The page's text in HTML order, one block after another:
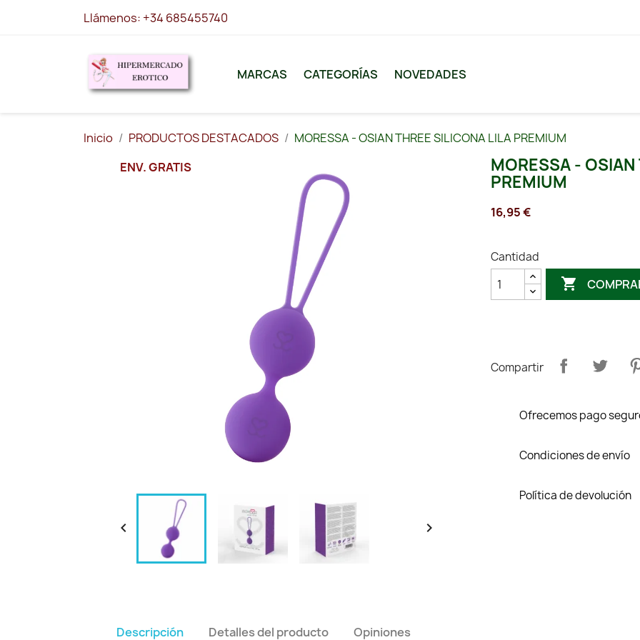
Llámenos: +34 685455740
MARCAS CATEGORÍAS NOVEDADES
Inicio PRODUCTOS DESTACADOS
MORESSA - OSIAN THREE SILICONA LILA PREMIUM
ENV. GRATIS
 
MORESSA -
PREMIUM
16,95 €
Cantidad

Compartir
Ofrecemos pago
Condiciones de envío
Política de devolución
Descripción Detalles del producto Opiniones